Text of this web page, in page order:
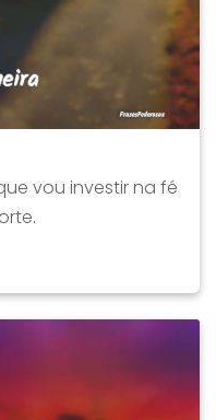
vou investir na fé